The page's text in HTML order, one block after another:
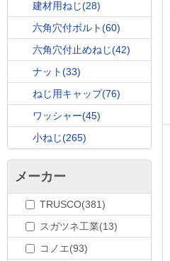
建材用ねじ(28)
六角穴付ボルト(60)
六角穴付止めねじ(42)
ナット(33)
ねじ用キャップ(76)
ワッシャー(45)
小ねじ(265)
メーカー
TRUSCO(381)
スガツネ工業(13)
コノエ(93)